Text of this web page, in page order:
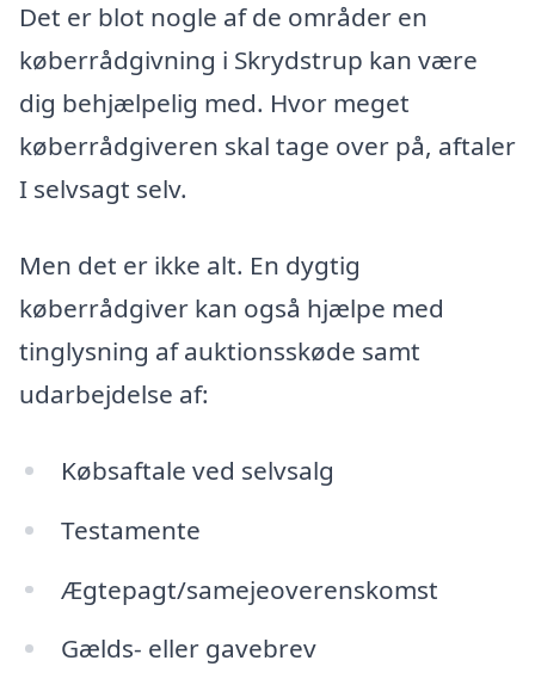
Det er blot nogle af de områder en
køberrådgivning i Skrydstrup kan være
dig behjælpelig med. Hvor meget
køberrådgiveren skal tage over på, aftaler
I selvsagt selv.
Men det er ikke alt. En dygtig
køberrådgiver kan også hjælpe med
tinglysning af auktionsskøde samt
udarbejdelse af:
Købsaftale ved selvsalg
Testamente
Ægtepagt/samejeoverenskomst
Gælds- eller gavebrev